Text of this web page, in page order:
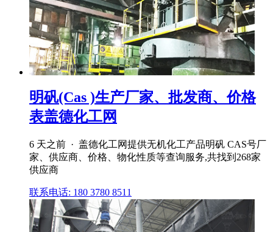
明矾(Cas )生产厂家、批发商、价格
表盖德化工网
6 天之前 · 盖德化工网提供无机化工产品明矾 CAS号厂
家、供应商、价格、物化性质等查询服务,共找到268家
供应商
联系电话: 180 3780 8511